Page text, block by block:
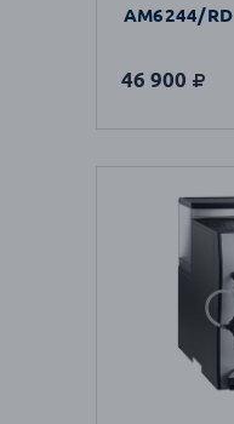
AM6244/RD
46 900